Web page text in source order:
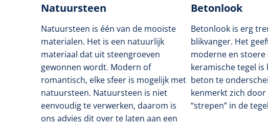
Natuursteen
Natuursteen is één van de mooiste
materialen. Het is een natuurlijk
materiaal dat uit steengroeven
gewonnen wordt. Modern of
romantisch, elke sfeer is mogelijk met
natuursteen. Natuursteen is niet
eenvoudig te verwerken, daarom is
ons advies dit over te laten aan een
Betonlook
Betonlook is erg
blikvanger. Het
moderne en
keramische tegel
beton te
kenmerkt zich door
“strepen” in de